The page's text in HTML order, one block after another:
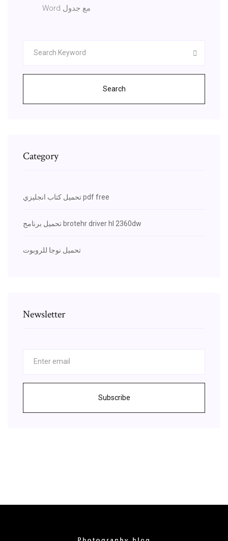
Word مع جدول
Search
Category
تحميل كتاب انجليزي pdf free
تحميل برنامج brotehr driver hl 2360dw
تحميل نوجا للروبوت
Newsletter
Subscribe